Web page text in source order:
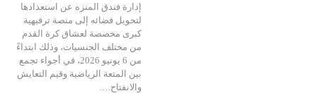
إدارة فندق المنزه عن استعدادها
لتحويل فضائه إلى منصة ترفيهية
كبرى مخصصة لعشاق كرة القدم
من مختلف الجنسيات، وذلك ابتداءً
من 6 يونيو 2026، في أجواء تجمع
بين المتعة الرياضية وقيم التعايش
والانفتاح.…